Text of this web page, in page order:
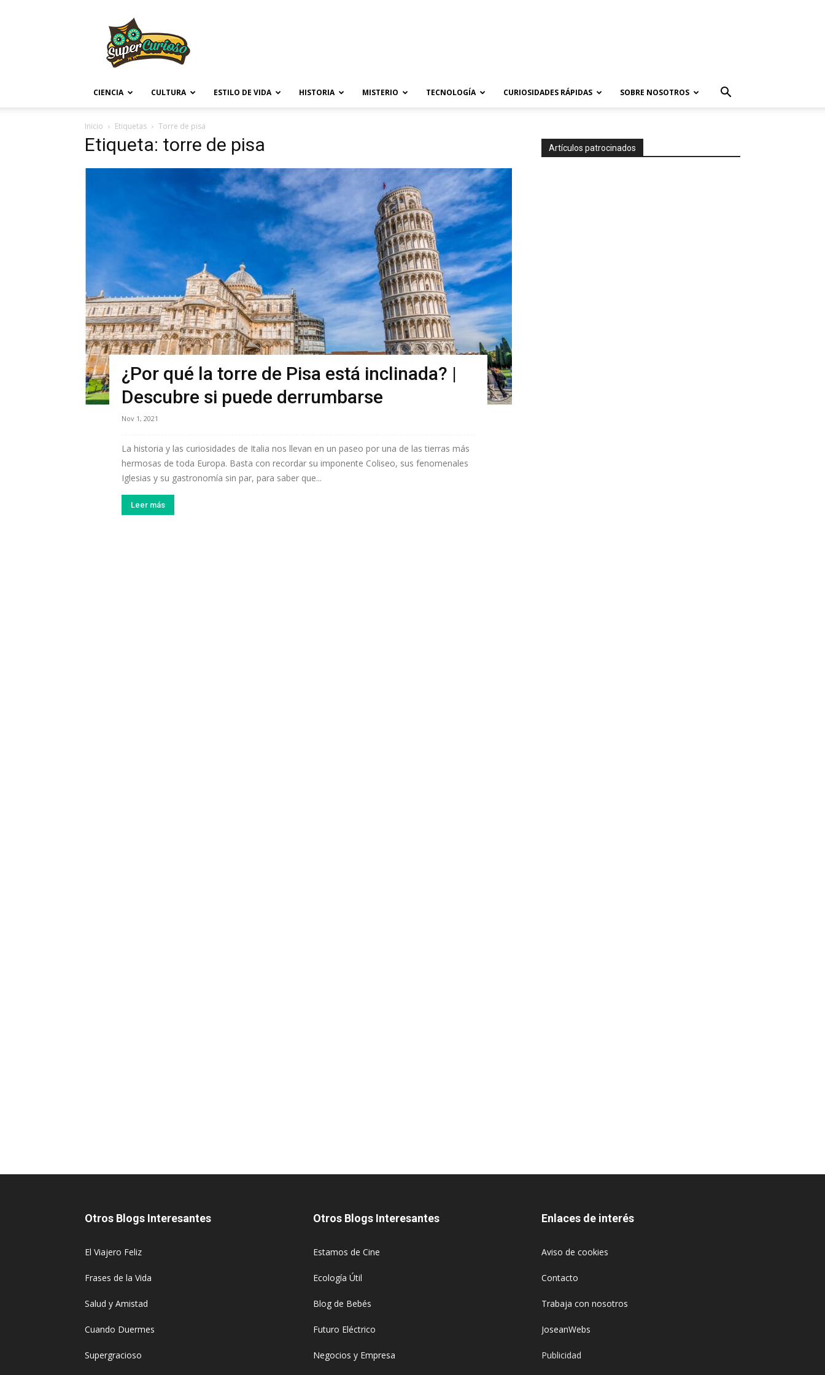
CIENCIA CULTURA ESTILO DE VIDA HISTORIA MISTERIO TECNOLOGÍA CURIOSIDADES RÁPIDAS SOBRE NOSOTROS
Inicio Etiquetas Torre de pisa
Etiqueta: torre de pisa
¿Por qué la torre de Pisa está inclinada? |
Descubre si puede derrumbarse
Nov 1, 2021
La historia y las curiosidades de Italia nos llevan en un paseo por una de las tierras más
hermosas de toda Europa. Basta con recordar su imponente Coliseo, sus fenomenales
Iglesias y su gastronomía sin par, para saber que...
Leer más
Artículos patrocinados
Otros Blogs Interesantes
El Viajero Feliz
Frases de la Vida
Salud y Amistad
Cuando Duermes
Supergracioso
Otros Blogs Interesantes
Estamos de Cine
Ecología Útil
Blog de Bebés
Futuro Eléctrico
Negocios y Empresa
Enlaces de interés
Aviso de cookies
Contacto
Trabaja con nosotros
JoseanWebs
Publicidad